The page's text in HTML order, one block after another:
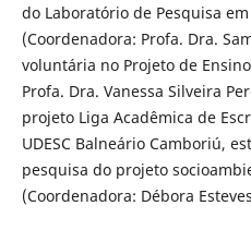
do Laboratório de Pesquisa
(Coordenadora: Profa. Dra.
voluntária no Projeto de
Profa. Dra. Vanessa Silveira
projeto Liga Acadêmica de
UDESC Balneário Camboriú,
pesquisa do projeto
(Coordenadora: Débora